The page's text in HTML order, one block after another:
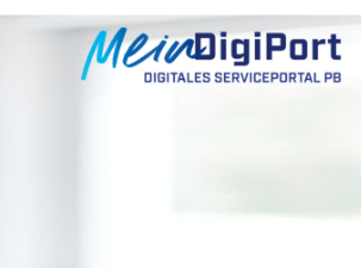
Digitales Serviceportal
Zur Hauptnavigation
Zum Inhalt
Zum Footer